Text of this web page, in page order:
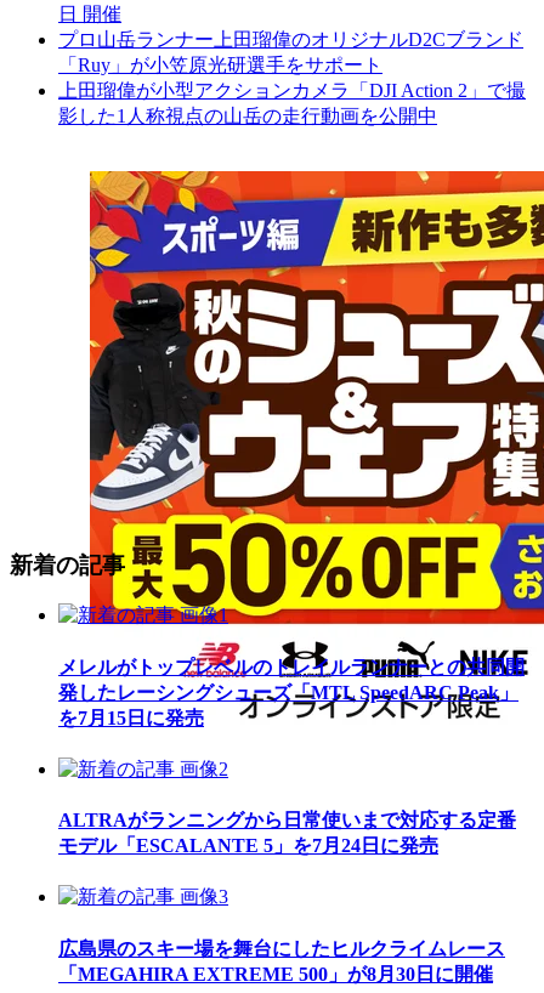
日 開催
プロ山岳ランナー上田瑠偉のオリジナルD2Cブランド
「Ruy」が小笠原光研選手をサポート
上田瑠偉が小型アクションカメラ「DJI Action 2」で撮
影した1人称視点の山岳の走行動画を公開中
新着の記事
メレルがトップレベルのトレイルランナーとの共同開
発したレーシングシューズ「MTL SpeedARC Peak」
を7月15日に発売
ALTRAがランニングから日常使いまで対応する定番
モデル「ESCALANTE 5」を7月24日に発売
広島県のスキー場を舞台にしたヒルクライムレース
「MEGAHIRA EXTREME 500」が8月30日に開催